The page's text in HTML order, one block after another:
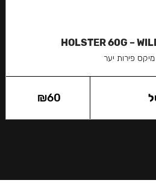
HOLSTER 60G –
מיקס פירות יער
₪60